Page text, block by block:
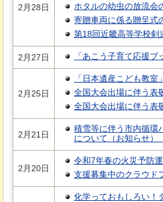
2月28日
ホタルの幼虫の放流会
寄贈車両に係る贈呈式
第18回近畿高等学校剣
2月27日 「あこう子育て応援ブ
2月25日
「日本遺産こども教
全国大会出場に伴う表
全国大会出場に伴う表
2月21日
積雪等に伴う市内循環
について（お知らせ）
2月20日
令和7年春の火災予防
支援募集中のクラウド
化学っておもしろい！